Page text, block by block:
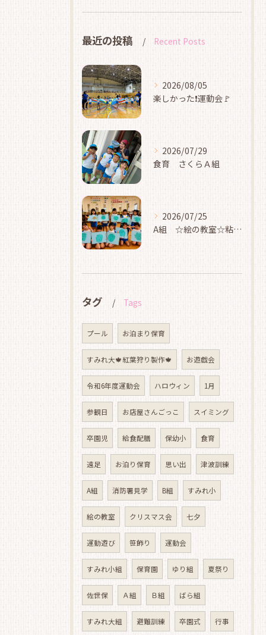
最近の投稿 Recent Posts
2026/08/05
楽しかった❗運動会🚩
2026/07/29
食育 さくらＡ組
2026/07/25
A組 ☆絵の教室☆粘土☆
タグ Tags
プール お泊まり保育
すみれ大🍁紅葉狩り製作🍁 お遊戯会
令和6年度運動会 ハロウィン 1月
参観日 お店屋さんごっこ スイミング
卒園児 給食配膳 保幼小 食育
遠足 お泊り保育 思い出 津波訓練
A組 消防署見学 B組 すみれ小
絵の教室 クリスマス会 七夕
運動遊び 笹飾り 運動会
すみれ小組 保育園 ゆり組 夏祭り
佐世保 Ａ組 Ｂ組 ばら組
すみれ大組 避難訓練 卒園式 行事